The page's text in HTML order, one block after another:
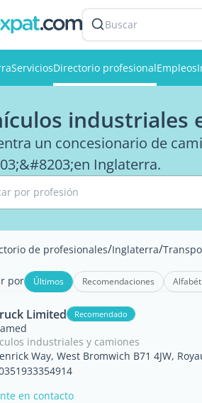
Buscar
ServiciosDirectorio profesionalEmpleos
industriales
un concesionario de
Inglaterra.
por profesión
de profesionales/Inglaterra/
por Últimos Recomendaciones
Limited Recomendado
industriales y camiones
Way, West Bromwich B71 4JW,
en contacto